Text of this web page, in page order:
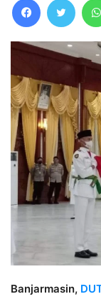
Banjarmasin,